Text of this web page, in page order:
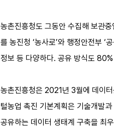
농촌진흥청도 그동안 수집해 보관
를 농진청 ‘농사로’와 행정안전부
정보 등 다양하다. 공유 방식도
농촌진흥청은 2021년 3월에 데이
털농업 촉진 기본계획은 기술개발
공유하는 데이터 생태계 구축을 최